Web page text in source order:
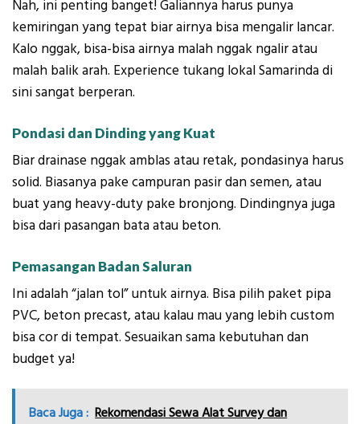
Nah, ini penting banget! Galiannya harus punya
kemiringan yang tepat biar airnya bisa mengalir lancar.
Kalo nggak, bisa-bisa airnya malah nggak ngalir atau
malah balik arah. Experience tukang lokal Samarinda di
sini sangat berperan.
Pondasi dan Dinding yang Kuat
Biar drainase nggak amblas atau retak, pondasinya harus
solid. Biasanya pake campuran pasir dan semen, atau
buat yang heavy-duty pake bronjong. Dindingnya juga
bisa dari pasangan bata atau beton.
Pemasangan Badan Saluran
Ini adalah “jalan tol” untuk airnya. Bisa pilih paket pipa
PVC, beton precast, atau kalau mau yang lebih custom
bisa cor di tempat. Sesuaikan sama kebutuhan dan
budget ya!
Baca Juga : Rekomendasi Sewa Alat Survey dan